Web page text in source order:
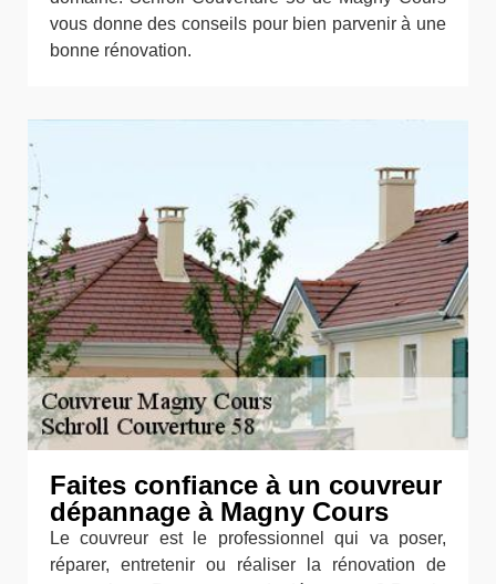
vous donne des conseils pour bien parvenir à une
bonne rénovation.
Faites confiance à un couvreur
dépannage à Magny Cours
Le couvreur est le professionnel qui va poser,
réparer, entretenir ou réaliser la rénovation de